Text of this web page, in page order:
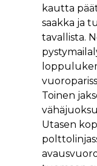
kautta
saakka ja
tavallista.
Toinen
Utasen